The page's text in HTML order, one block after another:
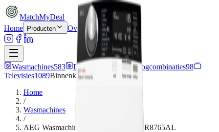
MatchMyDeal
Home
Producten Over ons Contact
Wasmachines583 Drogers Wasdroogcombinaties98
Televisies1089Binnenkort meer
producten
Home
/
Wasmachines
/
AEG Wasmachine bovenlader 6 kg LTR8765AL